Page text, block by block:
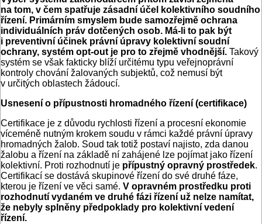
na tom, v čem spatřuje zásadní účel kolektivního soudního
řízení. Primárním smyslem bude samozřejmě ochrana
individuálních práv dotčených osob. Má-li to pak být
i preventivní účinek právní úpravy kolektivní soudní
ochrany, systém opt-out je pro to zřejmě vhodnější. Takový
systém se však fakticky blíží určitému typu veřejnoprávní
kontroly chování žalovaných subjektů, což nemusí být
v určitých oblastech žádoucí.
Usnesení o přípustnosti hromadného řízení (certifikace)
Certifikace je z důvodu rychlosti řízení a procesní ekonomie
víceméně nutným krokem soudu v rámci každé právní úpravy
hromadných žalob. Soud tak totiž postaví najisto, zda danou
žalobu a řízení na základě ní zahájené lze pojímat jako řízení
kolektivní. Proti rozhodnutí je přípustný opravný prostředek.
Certifikací se dostává skupinové řízení do své druhé fáze,
kterou je řízení ve věci samé. V opravném prostředku proti
rozhodnutí vydaném ve druhé fázi řízení už nelze namítat,
že nebyly splněny předpoklady pro kolektivní vedení
řízení.